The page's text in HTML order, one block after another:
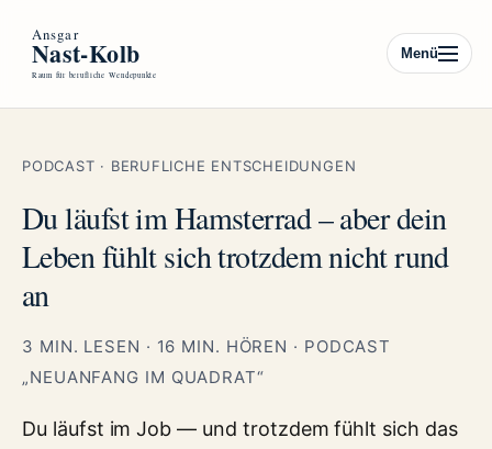
Menü
PODCAST · BERUFLICHE ENTSCHEIDUNGEN
Du läufst im Hamsterrad – aber dein
Leben fühlt sich trotzdem nicht rund
an
3 MIN. LESEN · 16 MIN. HÖREN · PODCAST
„NEUANFANG IM QUADRAT“
Du läufst im Job — und trotzdem fühlt sich das